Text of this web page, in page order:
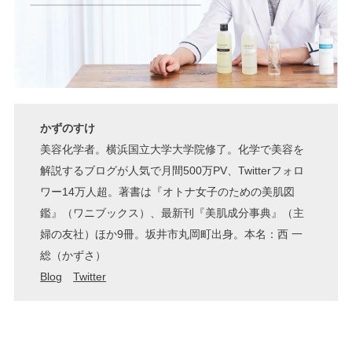
かずのすけ
美容化学者。横浜国立大学大学院修了。化学で美容を
解説するブログが人気で月間500万PV、Twitterフォロ
ワー14万人超。著書は『オトナ女子のための美肌図
鑑』（ワニブックス）、最新刊『美肌成分事典』（主
婦の友社）ほか9冊。坂井市丸岡町出身。本名：西 一
総（かずさ）
Blog
Twitter